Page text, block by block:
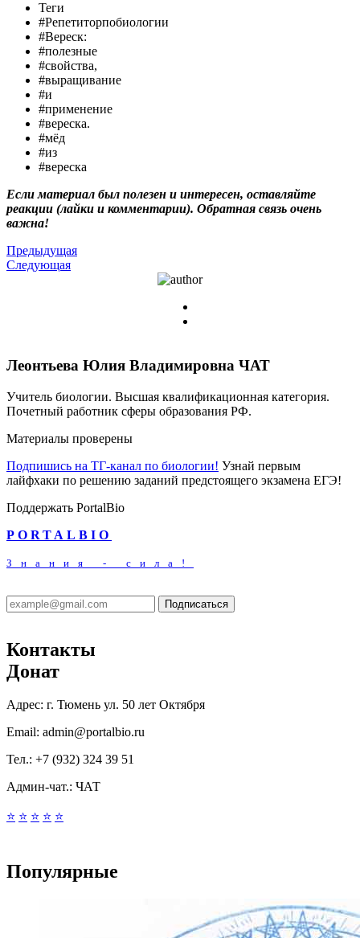
Теги
#Репетиторпобиологии
#Вереск:
#полезные
#свойства,
#выращивание
#и
#применение
#вереска.
#мёд
#из
#вереска
Если материал был полезен и интересен, оставляйте
реакции (лайки и комментарии). Обратная связь очень
важна!
Предыдущая
Следующая
Леонтьева Юлия Владимировна ЧАТ
Учитель биологии. Высшая квалификационная категория.
Почетный работник сферы образования РФ.
Материалы проверены
Подпишись на ТГ-канал по биологии! Узнай первым
лайфхаки по решению заданий предстоящего экзамена ЕГЭ!
Поддержать PortalBio
PORTALBIO
Знания - сила!
Подписаться
Контакты
Донат
Адрес: г. Тюмень ул. 50 лет Октября
Email: admin@portalbio.ru
Тел.: +7 (932) 324 39 51
Админ-чат.: ЧАТ
⭐ ⭐ ⭐ ⭐ ⭐
Популярные